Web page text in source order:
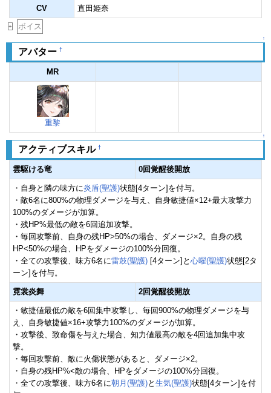
CV 直田姫奈
+ ボイス
↑
アバター †
MR
重黎
↑
アクティブスキル †
雲駆ける竜 0回覚醒後開放
・自身と隣の味方に炎盾(聖護)状態[4ターン]を付与。
・敵6名に800%の物理ダメージを与え、自身敏捷値×12+最大攻撃力
100%のダメージが加算。
・残HP%最低の敵を6回追加攻撃。
・毎回攻撃前、自身の残HP>50%の場合、ダメージ×2。自身の残
HP<50%の場合、HPをダメージの100%分回復。
・全ての攻撃後、味方6名に雷鼓(聖護) [4ターン]と 心曜(聖護)状態[2タ
ーン]を付与。
霓裳炎舞 2回覚醒後開放
・敏捷値最低の敵を6回集中攻撃し、毎回900%の物理ダメージを与
え、自身敏捷値×16+攻撃力100%のダメージが加算。
・攻撃後、致命傷を与えた場合、知力値最高の敵を4回追加集中攻
撃。
・毎回攻撃前、敵に火傷状態があると、ダメージ×2。
・自身の残HP%<敵の場合、HPをダメージの100%分回復。
・全ての攻撃後、味方6名に朝月(聖護)と 生気(聖護)状態[4ターン]を付